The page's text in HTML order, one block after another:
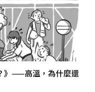
》——高溫，為什麼還